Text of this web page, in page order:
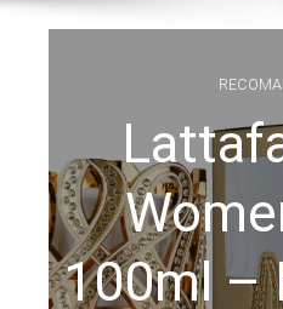
100ml –